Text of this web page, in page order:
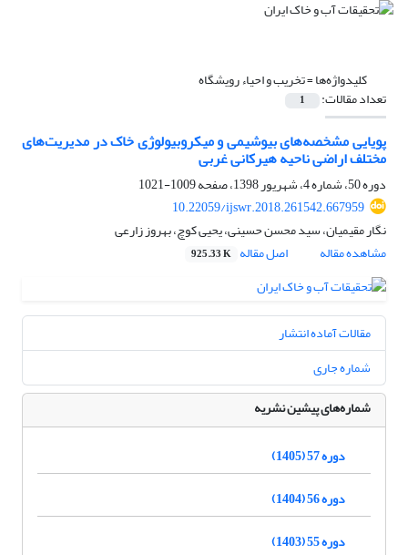
کلیدواژه‌ها =تخریب و احیاء رویشگاه
تعداد مقالات: 1
پویایی‌ مشخصه‌های بیوشیمی و میکروبیولوژی خاک در مدیریت‌های
مختلف اراضی ناحیه هیرکانی غربی
دوره 50، شماره 4، شهریور 1398، صفحه
1009-1021
10.22059/ijswr.2018.261542.667959
نگار مقیمیان، سید محسن حسینی، یحیی کوچ، بهروز زارعی
مشاهده مقاله
اصل مقاله 925.33 K
مقالات آماده انتشار
شماره جاری
شماره‌های پیشین نشریه
دوره 57 (1405)
دوره 56 (1404)
دوره 55 (1403)